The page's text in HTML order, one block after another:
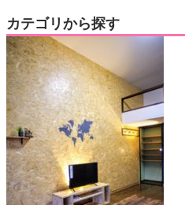
カテゴリから探す